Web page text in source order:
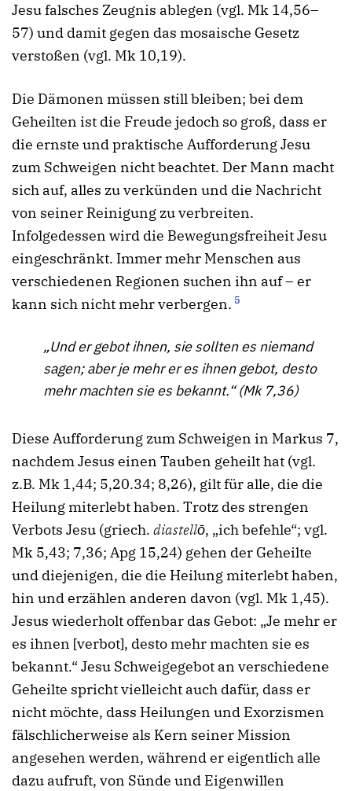
Jesu falsches Zeugnis ablegen (vgl. Mk 14,56–
57) und damit gegen das mosaische Gesetz
verstoßen (vgl. Mk 10,19).
Die Dämonen müssen still bleiben; bei dem
Geheilten ist die Freude jedoch so groß, dass er
die ernste und praktische Aufforderung Jesu
zum Schweigen nicht beachtet. Der Mann macht
sich auf, alles zu verkünden und die Nachricht
von seiner Reinigung zu verbreiten.
Infolgedessen wird die Bewegungsfreiheit Jesu
eingeschränkt. Immer mehr Menschen aus
verschiedenen Regionen suchen ihn auf – er
kann sich nicht mehr verbergen. 5
„Und er gebot ihnen, sie sollten es niemand
sagen; aber je mehr er es ihnen gebot, desto
mehr machten sie es bekannt.“ (Mk 7,36)
Diese Aufforderung zum Schweigen in Markus 7,
nachdem Jesus einen Tauben geheilt hat (vgl.
z.B. Mk 1,44; 5,20.34; 8,26), gilt für alle, die die
Heilung miterlebt haben. Trotz des strengen
Verbots Jesu (griech. diastellō, „ich befehle“; vgl.
Mk 5,43; 7,36; Apg 15,24) gehen der Geheilte
und diejenigen, die die Heilung miterlebt haben,
hin und erzählen anderen davon (vgl. Mk 1,45).
Jesus wiederholt offenbar das Gebot: „Je mehr er
es ihnen [verbot], desto mehr machten sie es
bekannt.“ Jesu Schweigegebot an verschiedene
Geheilte spricht vielleicht auch dafür, dass er
nicht möchte, dass Heilungen und Exorzismen
fälschlicherweise als Kern seiner Mission
angesehen werden, während er eigentlich alle
dazu aufruft, von Sünde und Eigenwillen